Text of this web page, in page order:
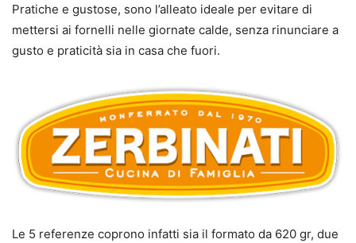
Pratiche e gustose, sono l’alleato ideale per evitare di
mettersi ai fornelli nelle giornate calde, senza rinunciare a
gusto e praticità sia in casa che fuori.
Le 5 referenze coprono infatti sia il formato da 620 gr, due